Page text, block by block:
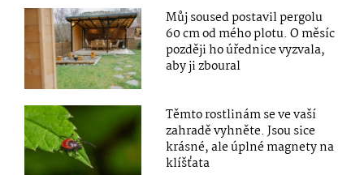
Můj soused postavil pergolu
60 cm od mého plotu. O měsíc
později ho úřednice vyzvala,
aby ji zboural
Těmto rostlinám se ve vaší
zahradě vyhněte. Jsou sice
krásné, ale úplné magnety na
klíšťata